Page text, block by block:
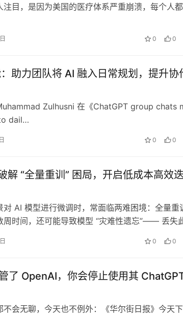
目，是因为美国的医疗体系严重崩溃，每个人都
0 0
助力团队将 AI 融入日常规划，提升协
Zulhusni 在《ChatGPT group chats
dail…
0 0
解 “全量重训” 困局，开启低成本高效
对 AI 模型进行微调时，常面临两难困境：全量重
周时间，还可能导致模型 “灾难性遗忘”—— 丢失
更新模型…
0 0
了 OpenAI，你会停止使用其
不会无聊，今天也不例外：《华尔街日报》今天